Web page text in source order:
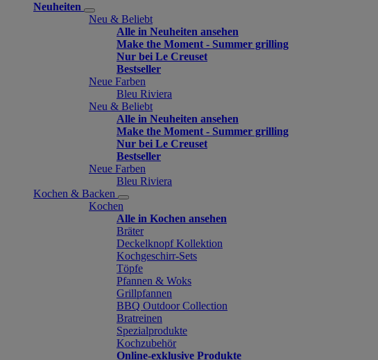
Neuheiten
Neu & Beliebt
Alle in Neuheiten ansehen
Make the Moment - Summer grilling
Nur bei Le Creuset
Bestseller
Neue Farben
Bleu Riviera
Neu & Beliebt
Alle in Neuheiten ansehen
Make the Moment - Summer grilling
Nur bei Le Creuset
Bestseller
Neue Farben
Bleu Riviera
Kochen & Backen
Kochen
Alle in Kochen ansehen
Bräter
Deckelknopf Kollektion
Kochgeschirr-Sets
Töpfe
Pfannen & Woks
Grillpfannen
BBQ Outdoor Collection
Bratreinen
Spezialprodukte
Kochzubehör
Online-exklusive Produkte